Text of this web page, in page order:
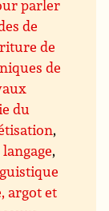
parler
de
de
de
du
,
,
argot et